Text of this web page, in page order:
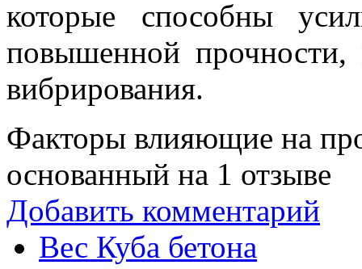
которые способны
повышенной
вибрирования.
Факторы влияющие на
основанный на 1 отзыве
Добавить комментарий
Вес Куба бетона